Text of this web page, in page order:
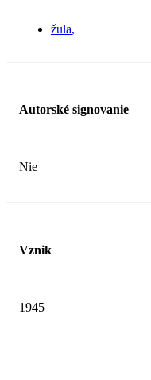
žula
Autorské signovanie
Nie
Vznik
1945